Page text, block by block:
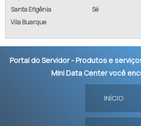
Santa Efigênia
Sé
Vila Buarque
Portal do Servidor - Produtos e
Mini Data Center você
INÍCIO